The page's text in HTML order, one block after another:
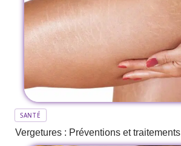
SANTÉ
Vergetures : Préventions et traitements